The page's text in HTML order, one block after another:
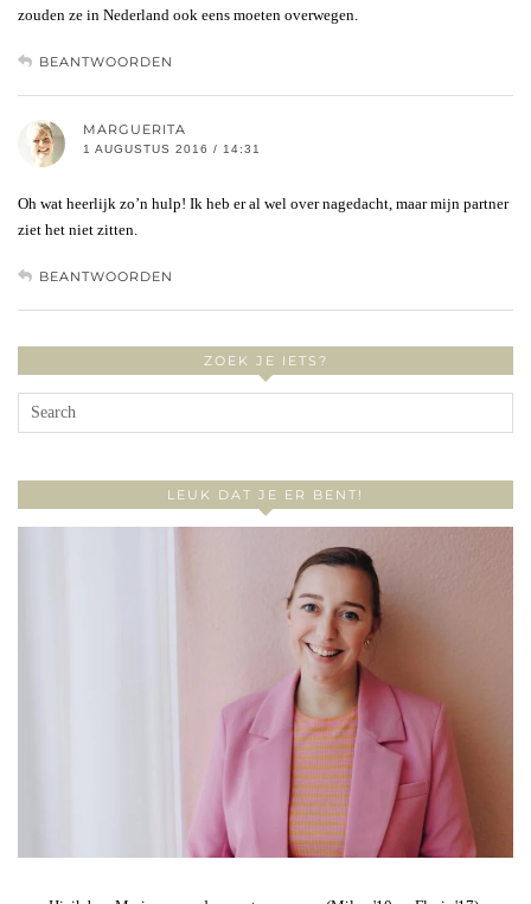
zouden ze in Nederland ook eens moeten overwegen.
BEANTWOORDEN
MARGUERITA
1 AUGUSTUS 2016 / 14:31
Oh wat heerlijk zo’n hulp! Ik heb er al wel over nagedacht, maar mijn partner
ziet het niet zitten.
BEANTWOORDEN
ZOEK JE IETS?
LEUK DAT JE ER BENT!